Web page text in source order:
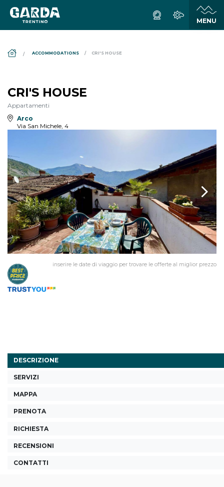
ACCOMMODATIONS CRI'S HOUSE
CRI'S HOUSE
Appartamenti
Arco
Via San Michele, 4
inserire le date di viaggio per trovare le offerte al miglior prezzo
DESCRIZIONE
SERVIZI
MAPPA
PRENOTA
RICHIESTA
RECENSIONI
CONTATTI